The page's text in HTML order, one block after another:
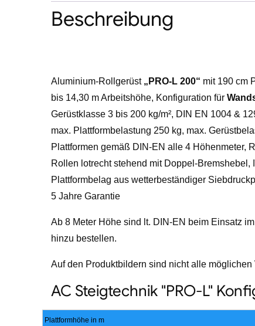
Beschreibung
Aluminium-Rollgerüst „PRO-L 200“ mit 190 cm
bis 14,30 m Arbeitshöhe, Konfiguration für
Gerüstklasse 3 bis 200 kg/m², DIN EN 1004 &
max. Plattformbelastung 250 kg, max.
Plattformen gemäß DIN-EN alle 4 Höhenmeter,
Rollen lotrecht stehend mit Doppel-
Plattformbelag aus wetterbeständiger
5 Jahre Garantie
Ab 8 Meter Höhe sind lt. DIN-EN beim Einsatz
hinzu bestellen.
Auf den Produktbildern sind nicht alle
AC Steigtechnik "PRO-L"
Plattformhöhe in m